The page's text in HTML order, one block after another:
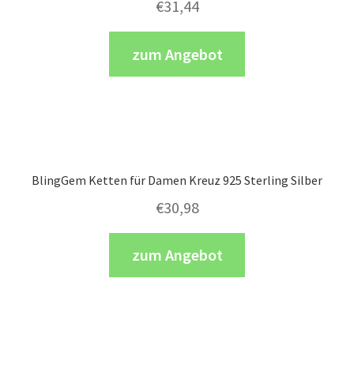
€31,44
zum Angebot
BlingGem Ketten für Damen Kreuz 925 Sterling Silber
€30,98
zum Angebot